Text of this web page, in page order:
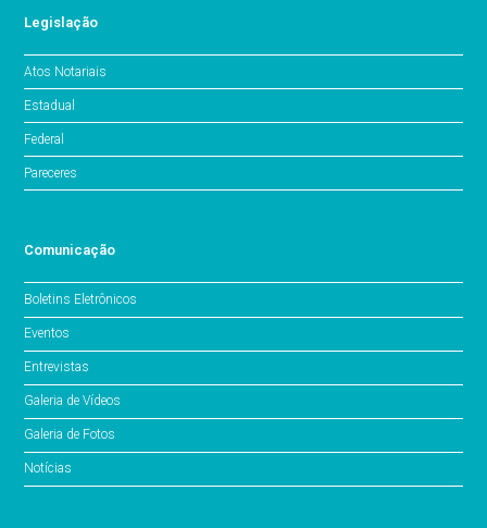
Legislação
Atos Notariais
Estadual
Federal
Pareceres
Comunicação
Boletins Eletrônicos
Eventos
Entrevistas
Galeria de Vídeos
Galeria de Fotos
Notícias